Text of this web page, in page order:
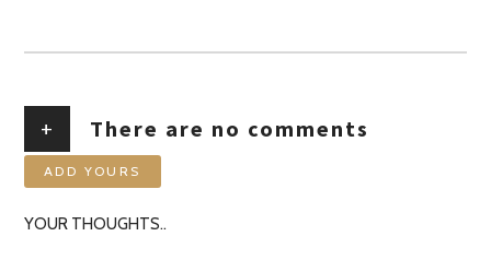
+ There are no comments
ADD YOURS